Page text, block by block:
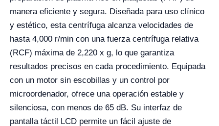
manera eficiente y segura. Diseñada para uso clínico
y estético, esta centrífuga alcanza velocidades de
hasta 4,000 r/min con una fuerza centrífuga relativa
(RCF) máxima de 2,220 x g, lo que garantiza
resultados precisos en cada procedimiento. Equipada
con un motor sin escobillas y un control por
microordenador, ofrece una operación estable y
silenciosa, con menos de 65 dB. Su interfaz de
pantalla táctil LCD permite un fácil ajuste de